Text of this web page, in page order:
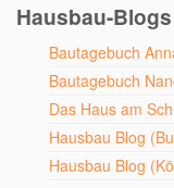
Hausbau-
Bautagebuch
Bautagebuch
Das Haus am
Hausbau Blog
Hausbau Blog